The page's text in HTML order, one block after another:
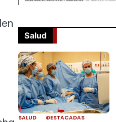
Salud
SALUD DESTACADAS